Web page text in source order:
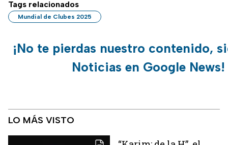
Tags relacionados
Mundial de Clubes 2025
¡No te pierdas nuestro contenido,
Noticias en Google News!
LO MÁS VISTO